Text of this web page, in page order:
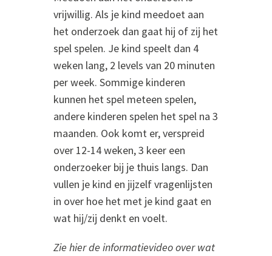
vrijwillig. Als je kind meedoet aan
het onderzoek dan gaat hij of zij het
spel spelen. Je kind speelt dan 4
weken lang, 2 levels van 20 minuten
per week. Sommige kinderen
kunnen het spel meteen spelen,
andere kinderen spelen het spel na 3
maanden. Ook komt er, verspreid
over 12-14 weken, 3 keer een
onderzoeker bij je thuis langs. Dan
vullen je kind en jijzelf vragenlijsten
in over hoe het met je kind gaat en
wat hij/zij denkt en voelt.
Zie hier de informatievideo over wat